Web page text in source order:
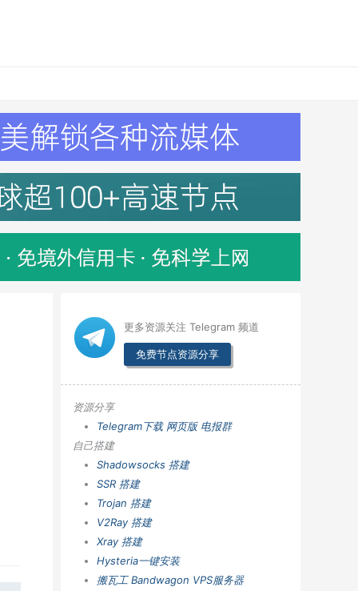
更多资源关注 Telegram 频道
免费节点资源分享
资源分享
Telegram下载 网页版 电报群
自己搭建
Shadowsocks 搭建
SSR 搭建
Trojan 搭建
V2Ray 搭建
Xray 搭建
Hysteria一键安装
搬瓦工 Bandwagon VPS服务器